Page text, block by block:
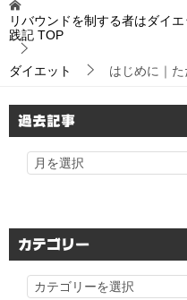
リバウンドを制する者はダイ
践記 TOP
ダイエット はじめに｜
過去記事
カテゴリー
カ